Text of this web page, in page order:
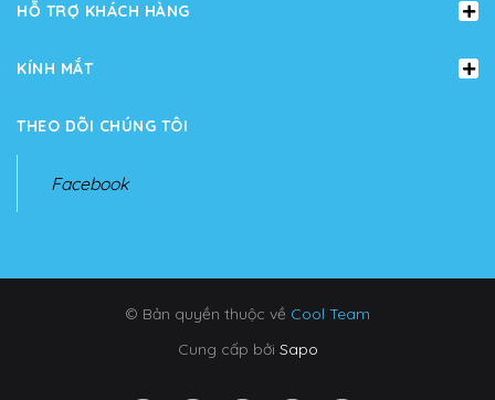
HỖ TRỢ KHÁCH HÀNG
KÍNH MẮT
THEO DÕI CHÚNG TÔI
Facebook
© Bản quyền thuộc về Cool Team
Cung cấp bởi Sapo